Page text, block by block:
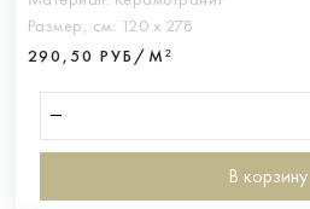
Размер, см: 120 х 278
290,50 РУБ/М²
В корзину